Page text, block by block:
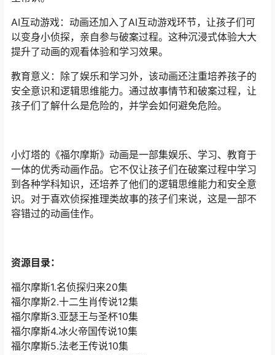
AI互动游戏：动画还加入了AI互动游戏环节，让孩子们可
以变身小侦探，亲自参与破案过程。这种沉浸式体验大大
提升了动画的观看体验和学习效果。
教育意义：除了娱乐和学习外，该动画还注重培养孩子的
安全意识和逻辑思维能力。通过故事情节和破案过程，让
孩子们了解什么是危险的，并学会如何避免危险。
小灯塔的《福尔摩斯》动画是一部集娱乐、学习、教育于
一体的优秀动画作品。它不仅让孩子们在破案过程中学习
到各种学科知识，还培养了他们的逻辑思维能力和安全意
识。对于喜欢侦探推理类故事的孩子们来说，这是一部不
容错过的动画佳作。
资源目录：
福尔摩斯1.名侦探归来20集
福尔摩斯2.十二生肖传说12集
福尔摩斯3.亚瑟王与圣杯10集
福尔摩斯4.冰火帝国传说10集
福尔摩斯5.法老王传说10集